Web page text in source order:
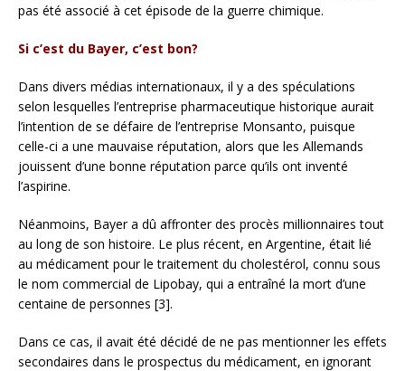
pas été associé à cet épisode de la guerre chimique.
Si c’est du Bayer, c’est bon?
Dans divers médias internationaux, il y a des spéculations
selon lesquelles l’entreprise pharmaceutique historique aurait
l’intention de se défaire de l’entreprise Monsanto, puisque
celle-ci a une mauvaise réputation, alors que les Allemands
jouissent d’une bonne réputation parce qu’ils ont inventé
l’aspirine.
Néanmoins, Bayer a dû affronter des procès millionnaires tout
au long de son histoire. Le plus récent, en Argentine, était lié
au médicament pour le traitement du cholestérol, connu sous
le nom commercial de Lipobay, qui a entraîné la mort d’une
centaine de personnes [3].
Dans ce cas, il avait été décidé de ne pas mentionner les effets
secondaires dans le prospectus du médicament, en ignorant